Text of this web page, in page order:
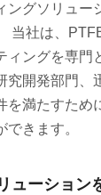
ングソリュー
当社は、
ィングを専門
究開発部門、
を満たすため
できます。
ューション